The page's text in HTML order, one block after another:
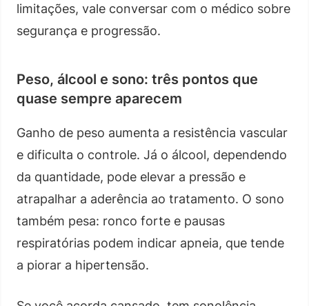
limitações, vale conversar com o médico sobre
segurança e progressão.
Peso, álcool e sono: três pontos que
quase sempre aparecem
Ganho de peso aumenta a resistência vascular
e dificulta o controle. Já o álcool, dependendo
da quantidade, pode elevar a pressão e
atrapalhar a aderência ao tratamento. O sono
também pesa: ronco forte e pausas
respiratórias podem indicar apneia, que tende
a piorar a hipertensão.